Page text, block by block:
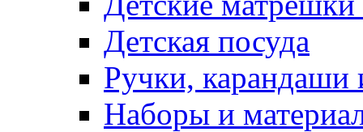
Детская посуда
Ручки,
Наборы и